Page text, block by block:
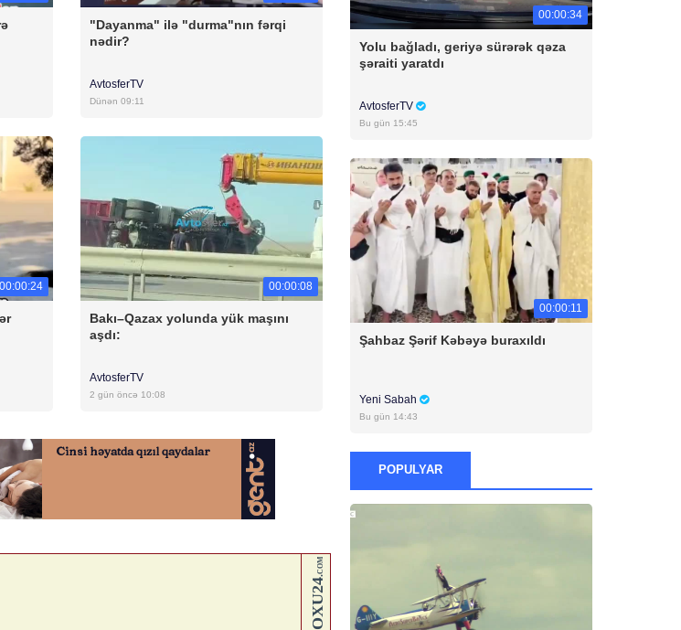
"Dayanma" ilə "durma"nın fərqi
nədir?
AvtosferTV
Dünən 09:11
00:00:24 00:00:08
Bakı–Qazax yolunda yük maşını
aşdı:
AvtosferTV
2 gün öncə 10:08
00:00:34
Yolu bağladı, geriyə sürərək qəza
şəraiti yaratdı
AvtosferTV
Bu gün 15:45
00:00:11
Şahbaz Şərif Kəbəyə buraxıldı
Yeni Sabah
Bu gün 14:43
POPULYAR